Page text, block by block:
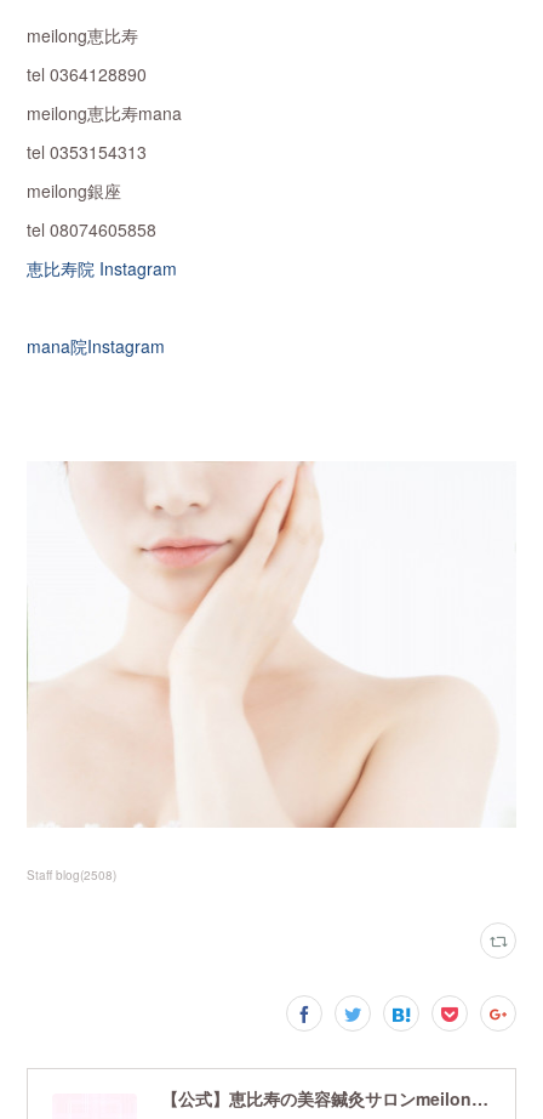
meilong恵比寿
tel 0364128890
meilong恵比寿mana
tel 0353154313
meilong銀座
tel 08074605858
恵比寿院 Instagram
mana院Instagram
Staff blog(2508)
【公式】恵比寿の美容鍼灸サロンmeilong｜ツボを押さえた針・お灸の治療で美容と健康を叶えます